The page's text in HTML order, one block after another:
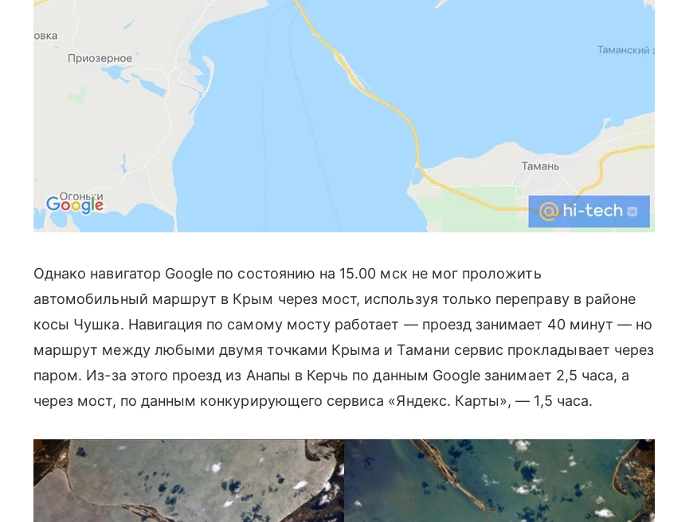
Однако навигатор Google по состоянию на 15.00 мск не мог проложить
автомобильный маршрут в Крым через мост, используя только переправу в районе
косы Чушка. Навигация по самому мосту работает — проезд занимает 40 минут — но
маршрут между любыми двумя точками Крыма и Тамани сервис прокладывает через
паром. Из-за этого проезд из Анапы в Керчь по данным Google занимает 2,5 часа, а
через мост, по данным конкурирующего сервиса «Яндекс. Карты», — 1,5 часа.